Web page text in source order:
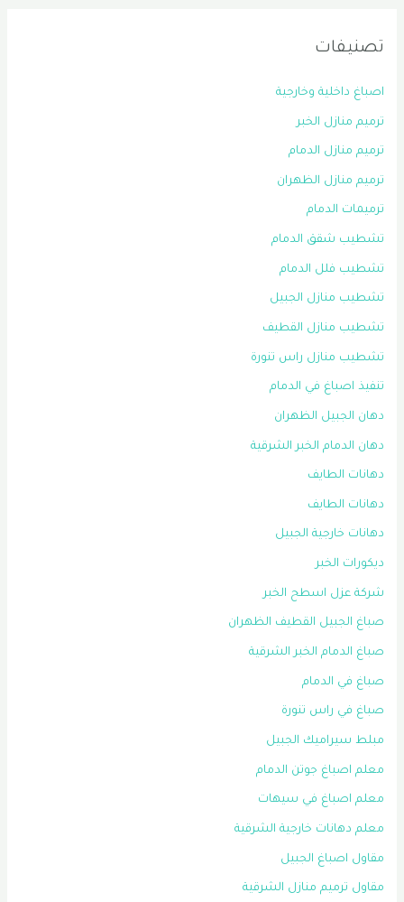
تصنيفات
اصباغ داخلية وخارجية
ترميم منازل الخبر
ترميم منازل الدمام
ترميم منازل الظهران
ترميمات الدمام
تشطيب شقق الدمام
تشطيب فلل الدمام
تشطيب منازل الجبيل
تشطيب منازل القطيف
تشطيب منازل راس تنورة
تنفيذ اصباغ في الدمام
دهان الجبيل الظهران
دهان الدمام الخبر الشرقية
دهانات الطايف
دهانات الطايف
دهانات خارجية الجبيل
ديكورات الخبر
شركة عزل اسطح الخبر
صباغ الجبيل القطيف الظهران
صباغ الدمام الخبر الشرقية
صباغ في الدمام
صباغ في راس تنورة
مبلط سيراميك الجبيل
معلم اصباغ جوتن الدمام
معلم اصباغ في سيهات
معلم دهانات خارجية الشرقية
مقاول اصباغ الجبيل
مقاول ترميم منازل الشرقية